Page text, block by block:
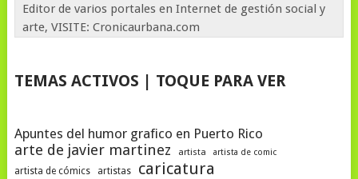
Editor de varios portales en Internet de gestión social y
arte, VISITE: Cronicaurbana.com
TEMAS ACTIVOS | TOQUE PARA VER
Apuntes del humor grafico en Puerto Rico
arte de javier martinez artista artista de comic
artista de cómics artistas caricatura